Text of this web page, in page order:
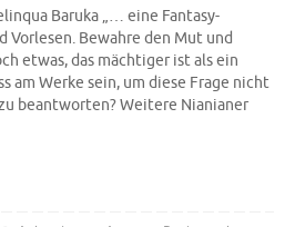
Baruka „… eine Fantasy-
Vorlesen. Bewahre den Mut und
etwas, das mächtiger ist als ein
am Werke sein, um diese Frage nicht
beantworten? Weitere Nianianer